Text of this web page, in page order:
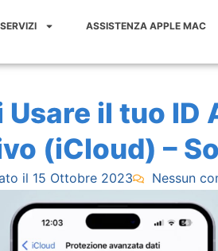
SERVIZI ASSISTENZA APPLE MAC
Usare il tuo ID
(iCloud) –
il 15 Ottobre 2023 Nessun